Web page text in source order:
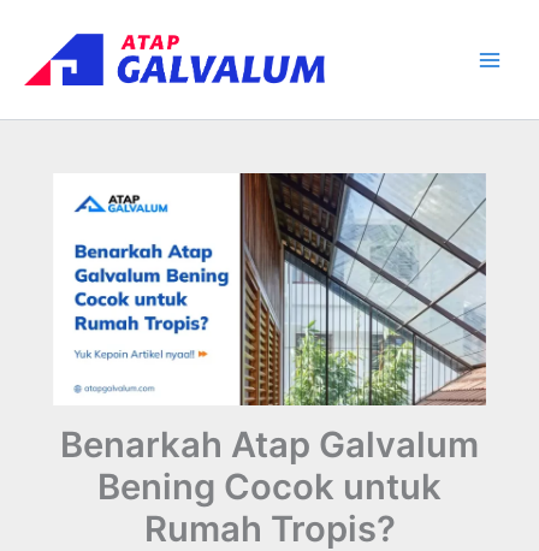
content
Benarkah Atap Galvalum
Bening Cocok untuk
Rumah Tropis?